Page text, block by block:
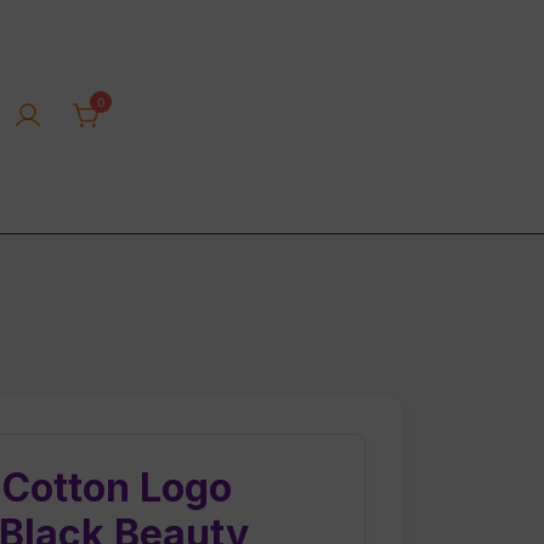
0
Logo
Beauty